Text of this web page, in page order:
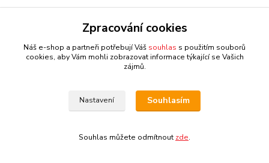
Často kladené otázky (FAQ)
Co přesně jsou klapky na výfuk?
Klapky na výfuk jsou mechanická zařízení, která se instalují do
výfukového systému vozidla a umožňují řidiči regulovat průtok
Lze je ovládat dálkově.
Hlavními výhodami jsou možnost přepínat mezi tichým a hlasitým
Zpracování cookies
Náš e-shop a partneři potřebují Váš souhlas s použitím souborů
cookies, aby Vám mohli zobrazovat informace týkající se Vašich
zájmů.
Nastavení Souhlasím
Souhlas můžete odmítnout zde.